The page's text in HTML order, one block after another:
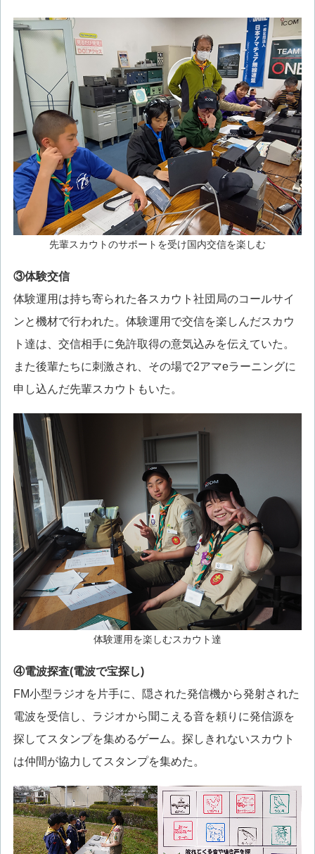
先輩スカウトのサポートを受け国内交信を楽しむ
③体験交信
体験運用は持ち寄られた各スカウト社団局のコールサイ
ンと機材で行われた。体験運用で交信を楽しんだスカウ
ト達は、交信相手に免許取得の意気込みを伝えていた。
また後輩たちに刺激され、その場で2アマeラーニングに
申し込んだ先輩スカウトもいた。
体験運用を楽しむスカウト達
④電波探査(電波で宝探し)
FM小型ラジオを片手に、隠された発信機から発射された
電波を受信し、ラジオから聞こえる音を頼りに発信源を
探してスタンプを集めるゲーム。探しきれないスカウト
は仲間が協力してスタンプを集めた。